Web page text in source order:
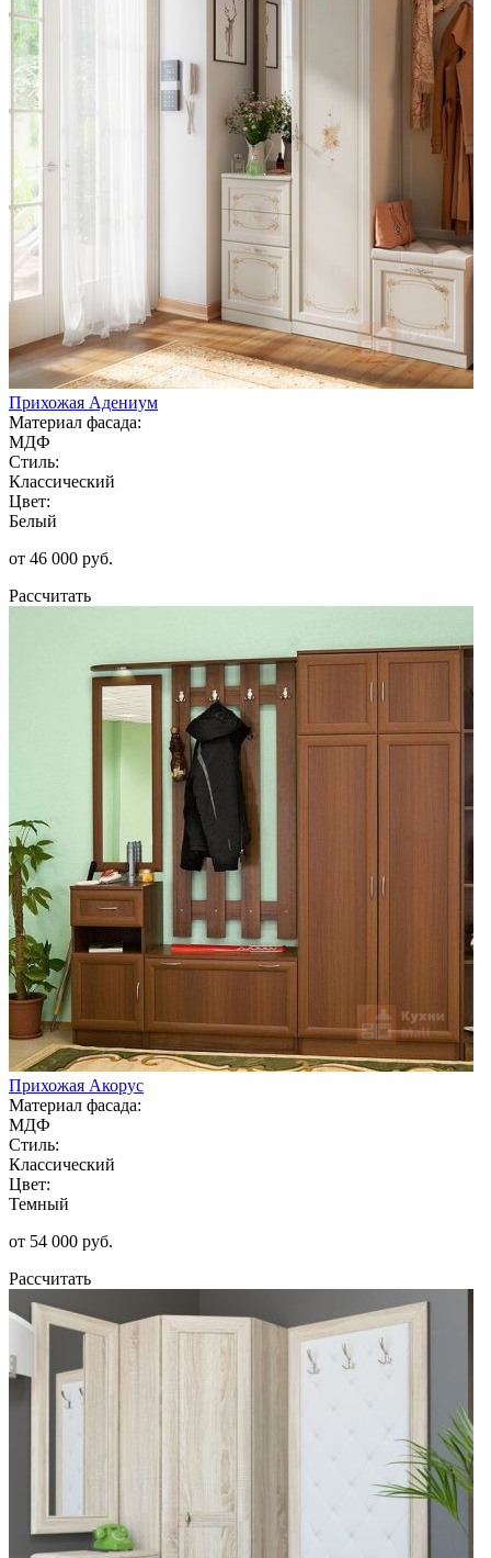
Прихожая Адениум
Материал фасада:
МДФ
Стиль:
Классический
Цвет:
Белый
от 46 000 руб.
Рассчитать
Прихожая Акорус
Материал фасада:
МДФ
Стиль:
Классический
Цвет:
Темный
от 54 000 руб.
Рассчитать